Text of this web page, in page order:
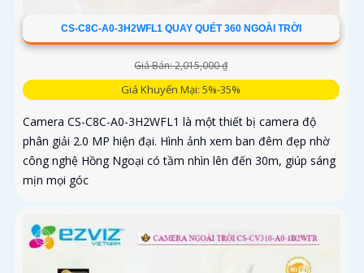
CS-C8C-A0-3H2WFL1 QUAY QUÉT 360 NGOÀI TRỜI
Giá Bán: 2,015,000 ₫
Giá Khuyến Mại: 5%-35%
Camera CS-C8C-A0-3H2WFL1 là một thiết bị camera độ
phân giải 2.0 MP hiện đại. Hình ảnh xem ban đêm đẹp nhờ
công nghệ Hồng Ngoại có tầm nhìn lên đến 30m, giúp sáng
mịn mọi góc